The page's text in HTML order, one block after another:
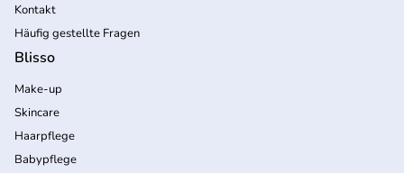
Kontakt
Häufig gestellte Fragen
Blisso
Make-up
Skincare
Haarpflege
Babypflege